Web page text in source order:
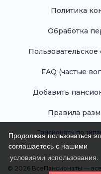
Продолжая пользоваться
соглашаетесь с нашими
условиями использования.
Политика
Обработка
FAQ (частые
Добавить
Правила
Пансионаты по
© 2026 ВсеПансионаты —